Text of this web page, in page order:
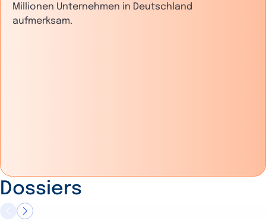
Millionen Unternehmen in Deutschland
aufmerksam.
Dossiers